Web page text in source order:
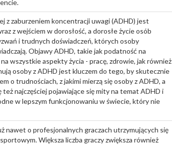
z zaburzeniem koncentracji uwagi (ADHD) jest
z wejściem w dorosłość, a dorosłe życie osób
i trudnych doświadczeń, których osoby
Objawy ADHD, takie jak podatność na
wszystkie aspekty życia - pracę, zdrowie, jak również
osoby z ADHD jest kluczem do tego, by skutecznie
o trudnościach, z jakimi mierzą się osoby z ADHD, a
najczęściej pojawiające się mity na temat ADHD i
w lepszym funkcjonowaniu w świecie, który nie
nawet o profesjonalnych graczach utrzymujących się
Większa liczba graczy zwiększa również